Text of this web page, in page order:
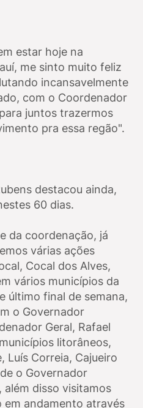
estar hoje na
me sinto muito feliz
incansavelmente
com o Coordenador
juntos trazermos
pra essa regão".
destacou ainda,
60 dias.
da coordenação, já
várias ações
Cocal dos Alves,
vários municípios da
último final de semana,
o Governador
Geral, Rafael
litorâneos,
Luís Correia, Cajueiro
o Governador
além disso visitamos
em andamento através